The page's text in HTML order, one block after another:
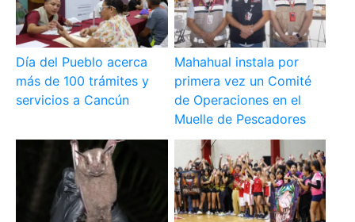
Día del Pueblo acerca
más de 100 trámites y
servicios a Cancún
Mahahual instala por
primera vez un Comité
de Operaciones en el
Muelle de Pescadores